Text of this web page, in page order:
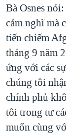
BÊN KIA
QUAN HỆ
Bà Osnes
cảm nghĩ mà
tiến chiếm
tháng 9 năm
ứng với các
chúng tôi
chính phủ
tôi trong tư
muốn cùng